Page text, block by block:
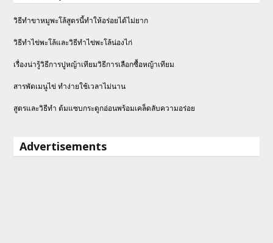
วิธีทำขาหมูพะโล้สูตรนี้ทำให้อร่อยได้ไม่ยาก
วิธีทําไข่พะโล้และวิธีทำไข่พะโล้น่องไก่
เรื่องน่ารู้วิธีการปูหญ้าเทียมวิธีการเลือกซื้อหญ้าเทียม
สารพัดเมนูไข่ ทำง่ายใช้เวลาไม่นาน
สูตรและวิธีทำ ต้มแซบกระดูกอ่อนพร้อมเคล็ดลับความอร่อย
Advertisements